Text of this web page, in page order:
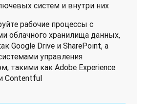
систем и внутри них
рабочие процессы с
облачного хранилища данных,
Google Drive и SharePoint, а
управления
такими как Adobe Experience
Contentful